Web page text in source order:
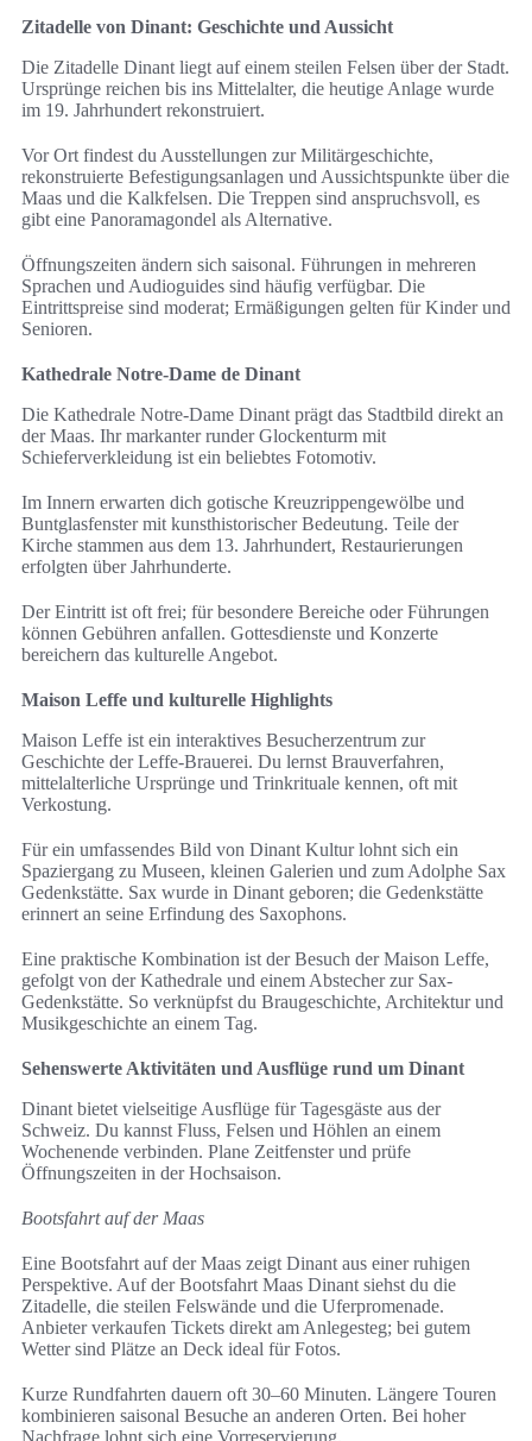
Zitadelle von Dinant: Geschichte und Aussicht
Die Zitadelle Dinant liegt auf einem steilen Felsen über der Stadt.
Ursprünge reichen bis ins Mittelalter, die heutige Anlage wurde
im 19. Jahrhundert rekonstruiert.
Vor Ort findest du Ausstellungen zur Militärgeschichte,
rekonstruierte Befestigungsanlagen und Aussichtspunkte über die
Maas und die Kalkfelsen. Die Treppen sind anspruchsvoll, es
gibt eine Panoramagondel als Alternative.
Öffnungszeiten ändern sich saisonal. Führungen in mehreren
Sprachen und Audioguides sind häufig verfügbar. Die
Eintrittspreise sind moderat; Ermäßigungen gelten für Kinder und
Senioren.
Kathedrale Notre-Dame de Dinant
Die Kathedrale Notre-Dame Dinant prägt das Stadtbild direkt an
der Maas. Ihr markanter runder Glockenturm mit
Schieferverkleidung ist ein beliebtes Fotomotiv.
Im Innern erwarten dich gotische Kreuzrippengewölbe und
Buntglasfenster mit kunsthistorischer Bedeutung. Teile der
Kirche stammen aus dem 13. Jahrhundert, Restaurierungen
erfolgten über Jahrhunderte.
Der Eintritt ist oft frei; für besondere Bereiche oder Führungen
können Gebühren anfallen. Gottesdienste und Konzerte
bereichern das kulturelle Angebot.
Maison Leffe und kulturelle Highlights
Maison Leffe ist ein interaktives Besucherzentrum zur
Geschichte der Leffe-Brauerei. Du lernst Brauverfahren,
mittelalterliche Ursprünge und Trinkrituale kennen, oft mit
Verkostung.
Für ein umfassendes Bild von Dinant Kultur lohnt sich ein
Spaziergang zu Museen, kleinen Galerien und zum Adolphe Sax
Gedenkstätte. Sax wurde in Dinant geboren; die Gedenkstätte
erinnert an seine Erfindung des Saxophons.
Eine praktische Kombination ist der Besuch der Maison Leffe,
gefolgt von der Kathedrale und einem Abstecher zur Sax-
Gedenkstätte. So verknüpfst du Braugeschichte, Architektur und
Musikgeschichte an einem Tag.
Sehenswerte Aktivitäten und Ausflüge rund um Dinant
Dinant bietet vielseitige Ausflüge für Tagesgäste aus der
Schweiz. Du kannst Fluss, Felsen und Höhlen an einem
Wochenende verbinden. Plane Zeitfenster und prüfe
Öffnungszeiten in der Hochsaison.
Bootsfahrt auf der Maas
Eine Bootsfahrt auf der Maas zeigt Dinant aus einer ruhigen
Perspektive. Auf der Bootsfahrt Maas Dinant siehst du die
Zitadelle, die steilen Felswände und die Uferpromenade.
Anbieter verkaufen Tickets direkt am Anlegesteg; bei gutem
Wetter sind Plätze an Deck ideal für Fotos.
Kurze Rundfahrten dauern oft 30–60 Minuten. Längere Touren
kombinieren saisonal Besuche an anderen Orten. Bei hoher
Nachfrage lohnt sich eine Vorreservierung.